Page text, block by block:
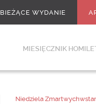
BIEŻĄCE WYDANIE
MIESIĘCZNIK
Niedziela